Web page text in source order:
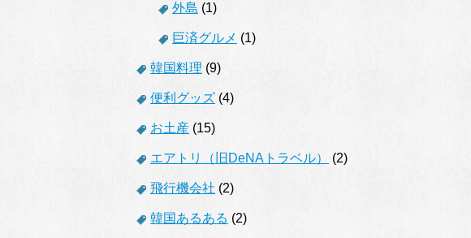
外島 (1)
巨済グルメ (1)
韓国料理 (9)
便利グッズ (4)
お土産 (15)
エアトリ（旧DeNAトラベル） (2)
飛行機会社 (2)
韓国あるある (2)